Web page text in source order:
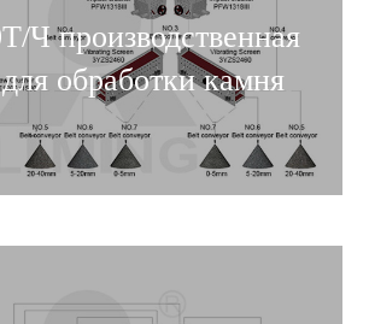
Ч производственная
обработки камня